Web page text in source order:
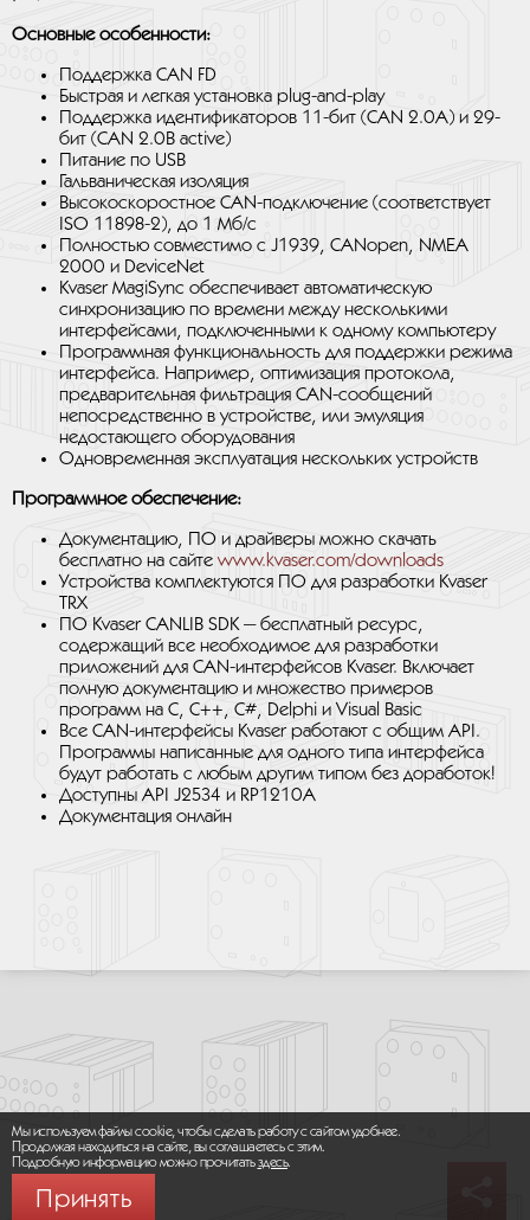
Основные особенности:
Поддержка CAN FD
Быстрая и легкая установка plug-and-play
Поддержка идентификаторов 11-бит (CAN 2.0A) и 29-
бит (CAN 2.0B active)
Питание по USB
Гальваническая изоляция
Высокоскоростное CAN-подключение (соответствует
ISO 11898-2), до 1 Мб/с
Полностью совместимо с J1939, CANopen, NMEA
2000 и DeviceNet
Kvaser MagiSync обеспечивает автоматическую
синхронизацию по времени между несколькими
интерфейсами, подключенными к одному компьютеру
Программная функциональность для поддержки режима
интерфейса. Например, оптимизация протокола,
предварительная фильтрация CAN-сообщений
непосредственно в устройстве, или эмуляция
недостающего оборудования
Одновременная эксплуатация нескольких устройств
Программное обеспечение:
Документацию, ПО и драйверы можно скачать
бесплатно на сайтеwww.kvaser.com/downloads
Устройства комплектуются ПО для разработки Kvaser
TRX
ПО Kvaser CANLIB SDK — бесплатный ресурс,
содержащий все необходимое для разработки
приложений для CAN-интерфейсов Kvaser. Включает
полную документацию и множество примеров
программ на C, C++, C#, Delphi и Visual Basic
Все CAN-интерфейсы Kvaser работают с общим API.
Программы написанные для одного типа интерфейса
будут работать с любым другим типом без доработок!
Доступны API J2534 и RP1210A
Документация онлайн
Мы используем файлы cookie, чтобы сделать работу с сайтом удобнее.
Продолжая находиться на сайте, вы соглашаетесь с этим.
Подробную информацию можно прочитатьздесь.
Принять